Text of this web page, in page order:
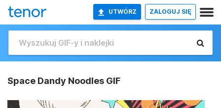
UTWÓRZ ZALOGUJ SIĘ
Space Dandy Noodles GIF